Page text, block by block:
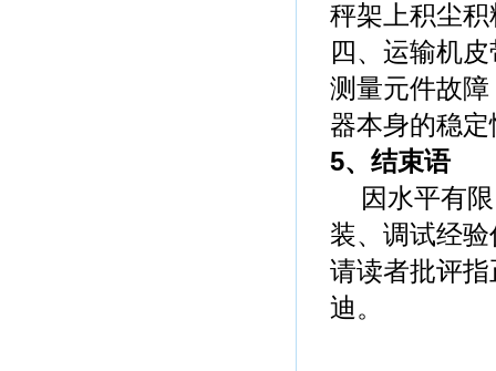
秤架上积尘
四、运输机
测量元件故
器本身的稳
5、结束语
因水平有限
装、调试经
请读者批评
迪。